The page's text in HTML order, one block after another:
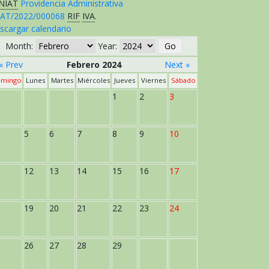
Providencia Administrativa
2022/000068 RIF IVA.
calendario
Month:
Year:
« Prev
Febrero 2024 Next »
Lunes Martes Miércoles Jueves Viernes Sábado
1 2 3
5 6 7 8 9 10
12 13 14 15 16 17
19 20 21 22 23 24
26 27 28 29